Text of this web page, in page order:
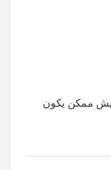
ممكن يكون